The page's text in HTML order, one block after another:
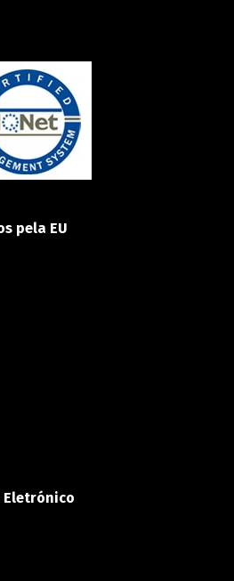
pela EU
Eletrónico